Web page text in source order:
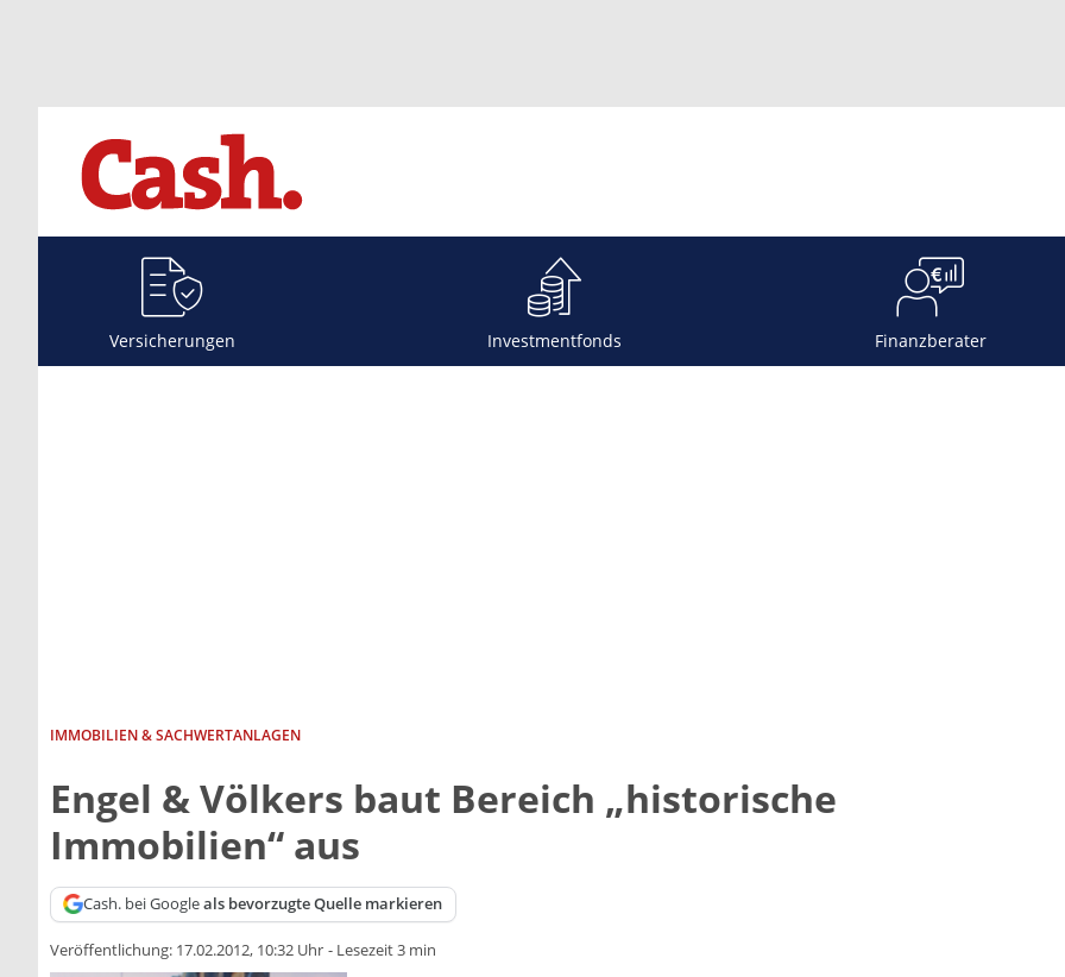
Versicherungen Investmentfonds Finanzberater
IMMOBILIEN & SACHWERTANLAGEN
Engel & Völkers baut Bereich „historische
Immobilien“ aus
Cash. bei Googleals bevorzugte Quelle markieren
Veröffentlichung: 17.02.2012, 10:32 Uhr - Lesezeit 3 min